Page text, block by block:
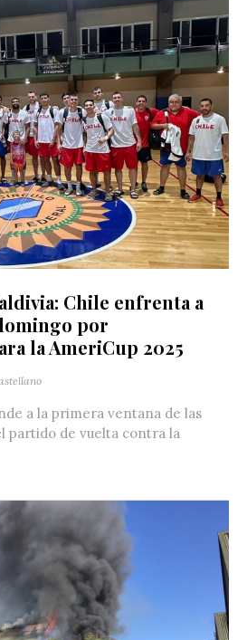
Chile enfrenta a
por
la AmeriCup 2025
a la primera ventana de las
partido de vuelta contra la